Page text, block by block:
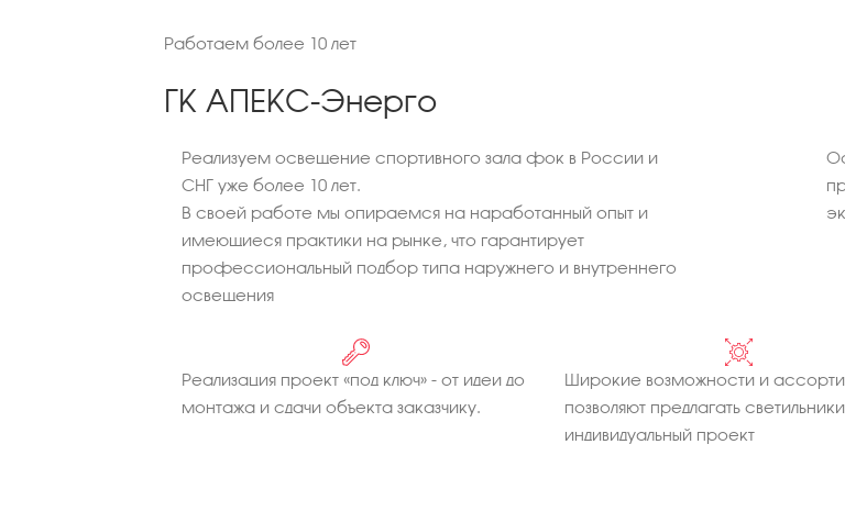
Работаем более 10 лет
ГК АПЕКС-Энерго
Реализуем освещение спортивного зала фок в России и
СНГ уже более 10 лет.
В своей работе мы опираемся на наработанный опыт и
имеющиеся практики на рынке, что гарантирует
профессиональный подбор типа наружнего и внутреннего
освещения
Реализация проект «под ключ» - от идеи до
монтажа и сдачи объекта заказчику.
Широкие возможности и
позволяют предлагать
индивидуальный проект